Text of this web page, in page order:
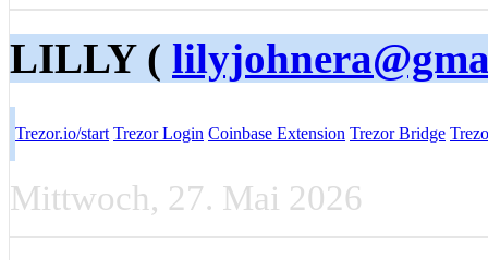
LILLY (
Trezor.io/start Trezor Login Coinbase Extension Trezor Bridge
Mittwoch, 27. Mai 2026